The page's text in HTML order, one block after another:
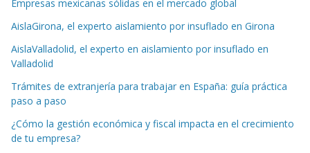
Empresas mexicanas sólidas en el mercado global
AislaGirona, el experto aislamiento por insuflado en Girona
AislaValladolid, el experto en aislamiento por insuflado en
Valladolid
Trámites de extranjería para trabajar en España: guía práctica
paso a paso
¿Cómo la gestión económica y fiscal impacta en el crecimiento
de tu empresa?